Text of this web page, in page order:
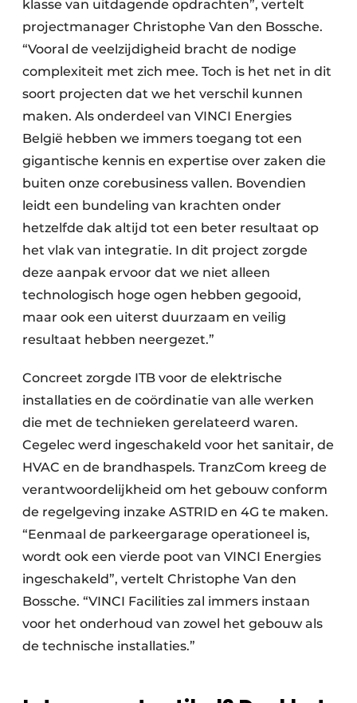
klasse van uitdagende opdrachten”, vertelt
projectmanager Christophe Van den Bossche.
“Vooral de veelzijdigheid bracht de nodige
complexiteit met zich mee. Toch is het net in dit
soort projecten dat we het verschil kunnen
maken. Als onderdeel van VINCI Energies
België hebben we immers toegang tot een
gigantische kennis en expertise over zaken die
buiten onze corebusiness vallen. Bovendien
leidt een bundeling van krachten onder
hetzelfde dak altijd tot een beter resultaat op
het vlak van integratie. In dit project zorgde
deze aanpak ervoor dat we niet alleen
technologisch hoge ogen hebben gegooid,
maar ook een uiterst duurzaam en veilig
resultaat hebben neergezet.”
Concreet zorgde ITB voor de elektrische
installaties en de coördinatie van alle werken
die met de technieken gerelateerd waren.
Cegelec werd ingeschakeld voor het sanitair, de
HVAC en de brandhaspels. TranzCom kreeg de
verantwoordelijkheid om het gebouw conform
de regelgeving inzake ASTRID en 4G te maken.
“Eenmaal de parkeergarage operationeel is,
wordt ook een vierde poot van VINCI Energies
ingeschakeld”, vertelt Christophe Van den
Bossche. “VINCI Facilities zal immers instaan
voor het onderhoud van zowel het gebouw als
de technische installaties.”